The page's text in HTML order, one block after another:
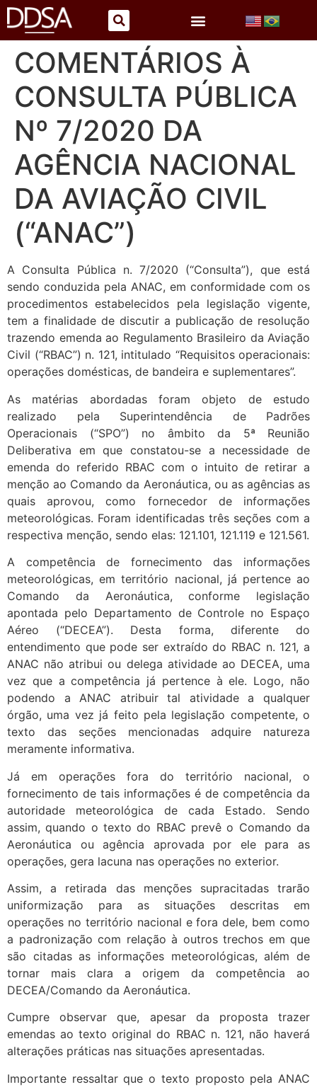
COMENTÁRIOS À
CONSULTA PÚBLICA
Nº 7/2020 DA
AGÊNCIA NACIONAL
DA AVIAÇÃO CIVIL
(“ANAC”)
A Consulta Pública n. 7/2020 (“Consulta”), que está
sendo conduzida pela ANAC, em conformidade com os
procedimentos estabelecidos pela legislação vigente,
tem a finalidade de discutir a publicação de resolução
trazendo emenda ao Regulamento Brasileiro da Aviação
Civil (“RBAC”) n. 121, intitulado “Requisitos operacionais:
operações domésticas, de bandeira e suplementares”.
As matérias abordadas foram objeto de estudo
realizado pela Superintendência de Padrões
Operacionais (“SPO”) no âmbito da 5ª Reunião
Deliberativa em que constatou-se a necessidade de
emenda do referido RBAC com o intuito de retirar a
menção ao Comando da Aeronáutica, ou as agências as
quais aprovou, como fornecedor de informações
meteorológicas. Foram identificadas três seções com a
respectiva menção, sendo elas: 121.101, 121.119 e 121.561.
A competência de fornecimento das informações
meteorológicas, em território nacional, já pertence ao
Comando da Aeronáutica, conforme legislação
apontada pelo Departamento de Controle no Espaço
Aéreo (“DECEA”). Desta forma, diferente do
entendimento que pode ser extraído do RBAC n. 121, a
ANAC não atribui ou delega atividade ao DECEA, uma
vez que a competência já pertence à ele. Logo, não
podendo a ANAC atribuir tal atividade a qualquer
órgão, uma vez já feito pela legislação competente, o
texto das seções mencionadas adquire natureza
meramente informativa.
Já em operações fora do território nacional, o
fornecimento de tais informações é de competência da
autoridade meteorológica de cada Estado. Sendo
assim, quando o texto do RBAC prevê o Comando da
Aeronáutica ou agência aprovada por ele para as
operações, gera lacuna nas operações no exterior.
Assim, a retirada das menções supracitadas trarão
uniformização para as situações descritas em
operações no território nacional e fora dele, bem como
a padronização com relação à outros trechos em que
são citadas as informações meteorológicas, além de
tornar mais clara a origem da competência ao
DECEA/Comando da Aeronáutica.
Cumpre observar que, apesar da proposta trazer
emendas ao texto original do RBAC n. 121, não haverá
alterações práticas nas situações apresentadas.
Importante ressaltar que o texto proposto pela ANAC